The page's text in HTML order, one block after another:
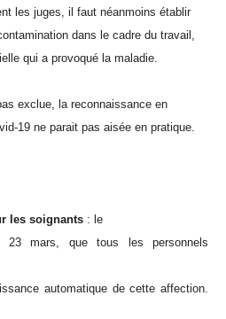
les juges, il faut néanmoins établir
dans le cadre du travail,
qui a provoqué la maladie.
exclue, la reconnaissance en
19 ne parait pas aisée en pratique.
les soignants : le
23 mars, que tous les personnels
automatique de cette affection.